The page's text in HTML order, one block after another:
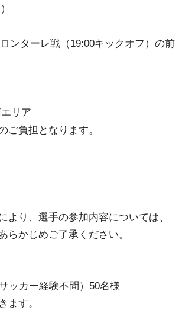
ンターレ戦（19:00キックオフ）の前
リア
負担となります。
り、選手の参加内容については、
らかじめご了承ください。
ッカー経験不問）50名様
ます。
ジュニアレッグリカバリー